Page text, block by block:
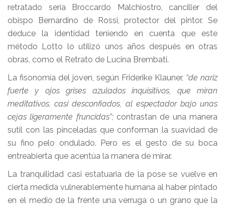
retratado sería Broccardo Malchiostro, canciller del
obispo Bernardino de Rossi, protector del pintor. Se
deduce la identidad teniendo en cuenta que este
método Lotto lo utilizó unos años después en otras
obras, como el Retrato de Lucina Brembati.
La fisonomía del joven, según Friderike Klauner, “de nariz
fuerte y ojos grises azulados inquisitivos, que miran
meditativos, casi desconfiados, al espectador bajo unas
cejas ligeramente fruncidas”;contrastan de una manera
sutil con las pinceladas que conforman la suavidad de
su fino pelo ondulado. Pero es el gesto de su boca
entreabierta que acentúa la manera de mirar.
La tranquilidad casi estatuaria de la pose se vuelve en
cierta medida vulnerablemente humana al haber pintado
en el medio de la frente una verruga o un grano que la